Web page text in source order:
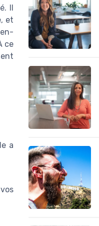
Il
et
ce
a